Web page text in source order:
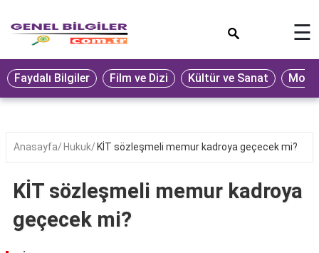
Eğitim
Ekonomi
Seyahat
Oyun
Yaşam
☰
Faydalı Bilgiler Film ve Dizi Kültür ve Sanat
Anasayfa Hukuk KİT sözleşmeli memur kadroya geçecek mi?
KİT sözleşmeli memur kadroya
geçecek mi?